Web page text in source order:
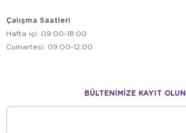
Çalışma Saatleri
Hafta içi: 09:00-18:00
Cumartesi: 09:00-12:00
BÜLTENİMİZE KAYIT OLUN